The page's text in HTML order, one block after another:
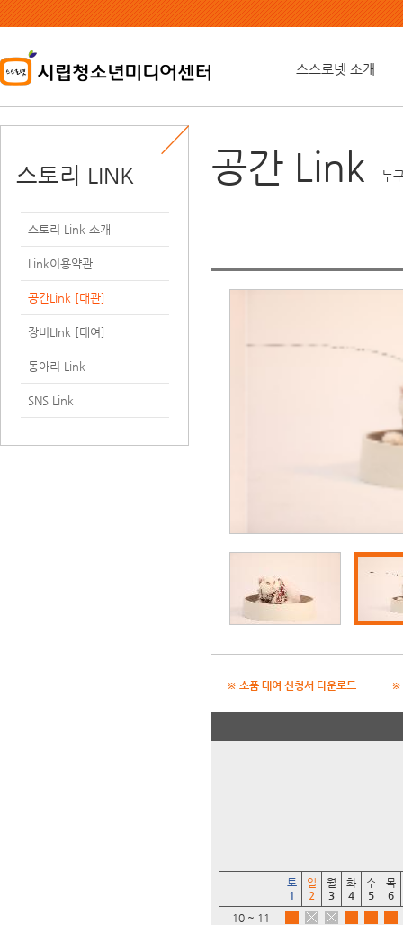
본
문
용
바
가
기
스스로넷 소개
스토리 LINK
스토리 Link 소개
Link이용약관
공간Link [대관]
장비LInk [대여]
동아리 Link
SNS Link
공간 Link 누
※ 소품 대여 신청서 다운로드 ※
토
1
일
2
월
3
화
4
수
5
목
6
10 ~ 11